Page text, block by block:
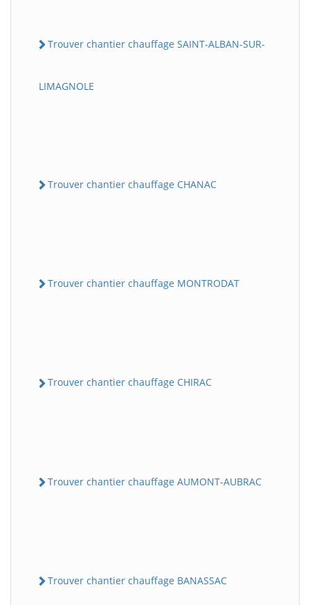
Trouver chantier chauffage SAINT-ALBAN-SUR-
LIMAGNOLE
Trouver chantier chauffage CHANAC
Trouver chantier chauffage MONTRODAT
Trouver chantier chauffage CHIRAC
Trouver chantier chauffage AUMONT-AUBRAC
Trouver chantier chauffage BANASSAC